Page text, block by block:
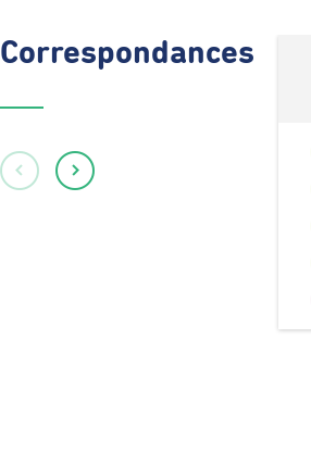
Correspondances